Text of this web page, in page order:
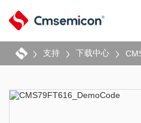
支持 下载中心